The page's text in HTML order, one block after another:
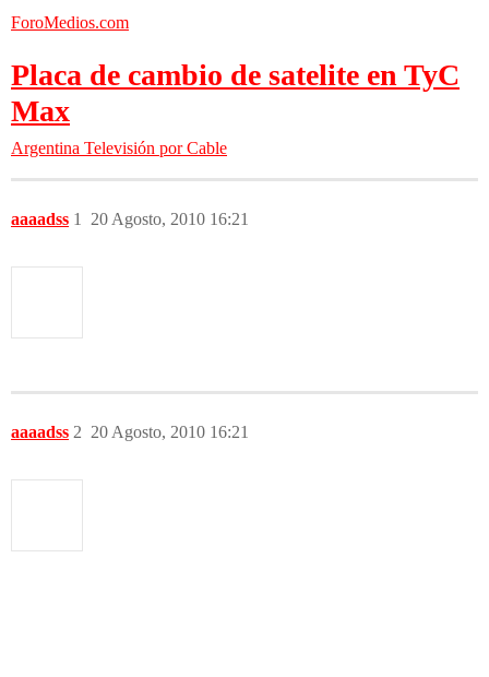
ForoMedios.com
Placa de cambio de satelite en TyC
Max
Argentina Televisión por Cable
aaaadss 20 Agosto, 2010 16:21
1
aaaadss 20 Agosto, 2010 16:21
2